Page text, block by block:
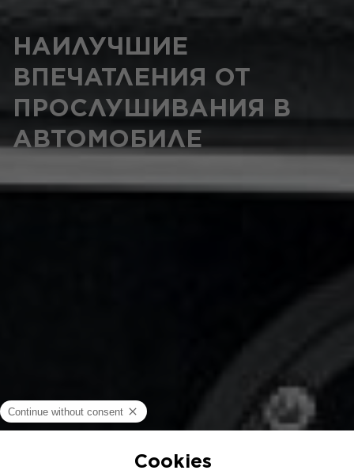
НАИЛУЧШИЕ
ВПЕЧАТЛЕНИЯ ОТ
ПРОСЛУШИВАНИЯ В
АВТОМОБИЛЕ